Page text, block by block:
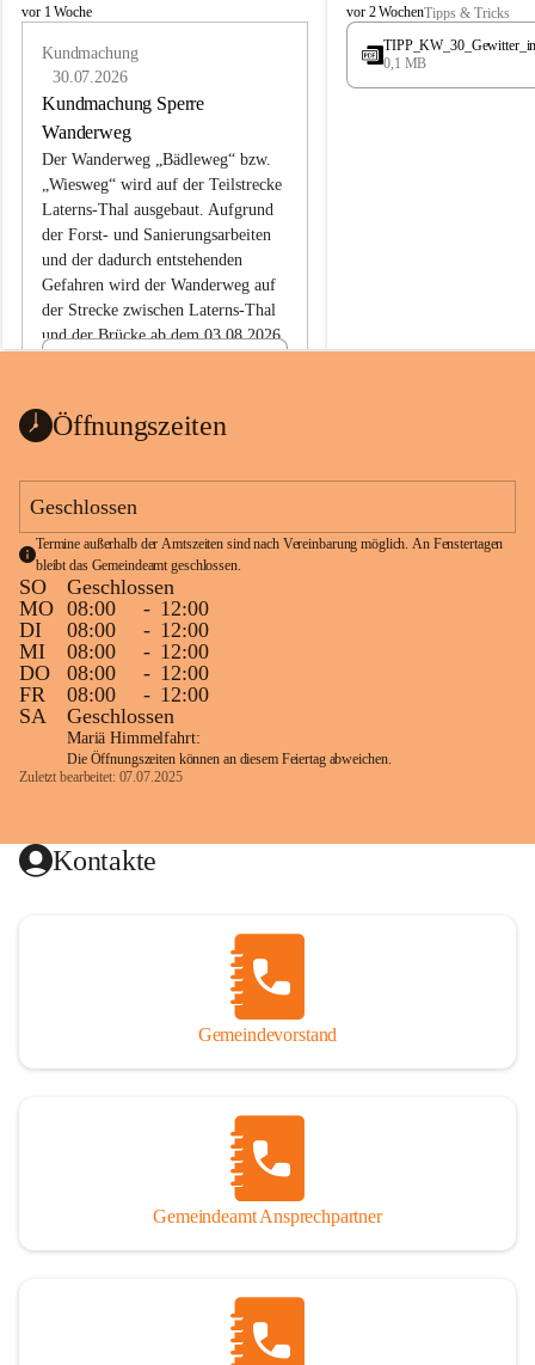
L
vor 1 Woche
Kundmachung
30.07.2026
Kundmachung Sperre
Wanderweg
Der Wanderweg „Bädleweg“ bzw.
„Wiesweg“ wird auf der Teilstrecke
Laterns-Thal ausgebaut. Aufgrund
der Forst- und Sanierungsarbeiten
und der dadurch entstehenden
Gefahren wird der Wanderweg auf
der Strecke zwischen Laterns-Thal
und der Brücke ab dem 03.08.2026
ht
1 Seite•0,1 MB
L
a
e
vor 2 WochenTipps & Tricks
0,1 MB
Öffnungszeiten
Geschlossen
Termine außerhalb der Amtszeiten sind nach Vereinbarung möglich. An Fenstertagen
bleibt das Gemeindeamt geschlossen.
SO
Geschlossen
MO 08:00 - 12:00
DI
08:00 - 12:00
MI
08:00 - 12:00
DO
08:00 - 12:00
FR
08:00 - 12:00
SA
Geschlossen
Mariä Himmelfahrt:
Die Öffnungszeiten können an diesem Feiertag abweichen.
Zuletzt bearbeitet: 07.07.2025
Kontakte
Gemeindevorstand
Gemeindeamt Ansprechpartner